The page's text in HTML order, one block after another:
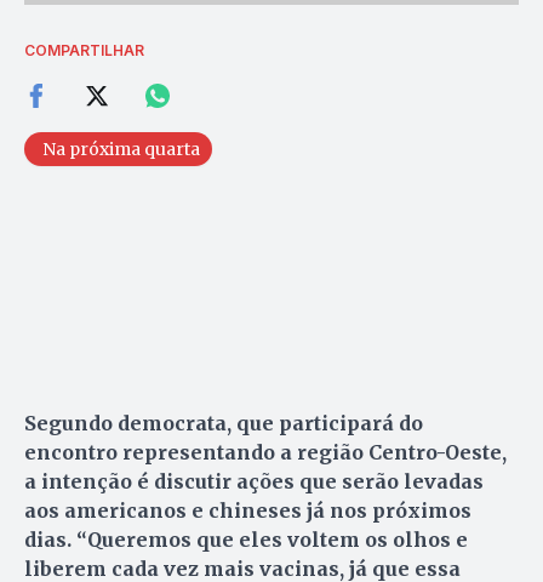
COMPARTILHAR
Na próxima quarta
Segundo democrata, que participará do
encontro representando a região Centro-Oeste,
a intenção é discutir ações que serão levadas
aos americanos e chineses já nos próximos
dias. “Queremos que eles voltem os olhos e
liberem cada vez mais vacinas, já que essa